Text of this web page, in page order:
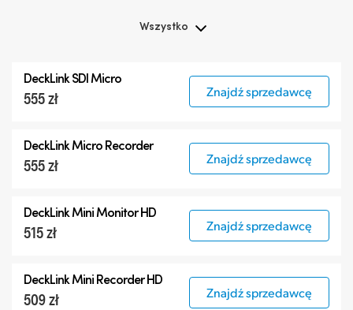
Wszystko
DeckLink 12G-SDI
DeckLink SDI Micro
555 zł Znajdź sprzedawcę
DeckLink Micro Recorder
555 zł Znajdź sprzedawcę
DeckLink Mini Monitor HD
515 zł Znajdź sprzedawcę
DeckLink Mini Recorder HD
509 zł Znajdź sprzedawcę